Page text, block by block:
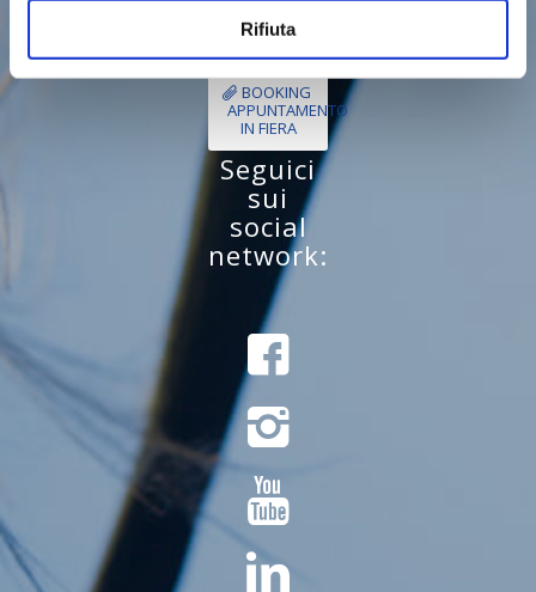
Rifiuta
BOOKING
APPUNTAMENTO
IN FIERA
Seguici
sui
social
network: